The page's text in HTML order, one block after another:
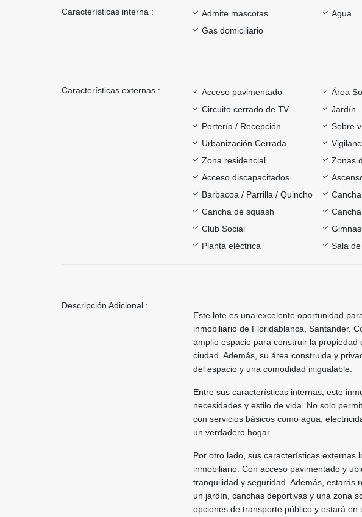
Características interna : Admite mascotas Agua
Gas domiciliario
Características externas : Acceso pavimentado Área
Circuito cerrado de TV
Jardín
Portería / Recepción
Sobre
Urbanización Cerrada
Zona residencial
Zonas
Acceso discapacitados
Barbacoa / Parrilla / Quincho
Cancha de squash
Club Social
Planta eléctrica
Sala
Descripción Adicional :
Este lote es una excelente oportunidad
inmobiliario de Floridablanca, Santander.
amplio espacio para construir la
ciudad. Además, su área construida y
del espacio y una comodidad inigualable.
Entre sus características internas, este
necesidades y estilo de vida. No solo
con servicios básicos como agua,
un verdadero hogar.
Por otro lado, sus características externas
inmobiliario. Con acceso pavimentado y
tranquilidad y seguridad. Además, estarás
un jardín, canchas deportivas y una zona
opciones de transporte público y estará